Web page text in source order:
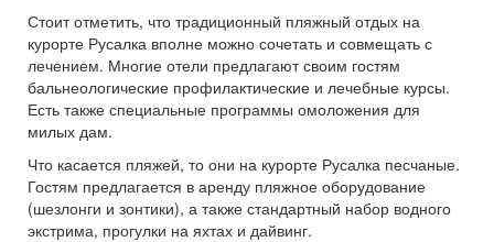
Стоит отметить, что традиционный пляжный отдых на
курорте Русалка вполне можно сочетать и совмещать с
лечением. Многие отели предлагают своим гостям
бальнеологические профилактические и лечебные курсы.
Есть также специальные программы омоложения для
милых дам.
Что касается пляжей, то они на курорте Русалка песчаные.
Гостям предлагается в аренду пляжное оборудование
(шезлонги и зонтики), а также стандартный набор водного
экстрима, прогулки на яхтах и дайвинг.